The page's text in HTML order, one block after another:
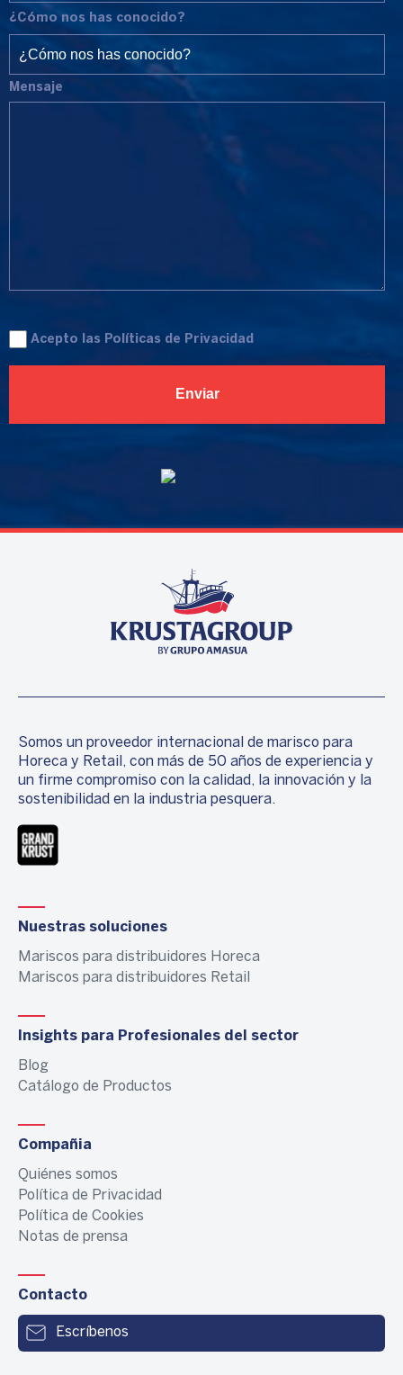
¿Cómo nos has conocido?
Mensaje
Acepto las Políticas de Privacidad
Somos un proveedor internacional de marisco para
Horeca y Retail, con más de 50 años de experiencia y
un firme compromiso con la calidad, la innovación y la
sostenibilidad en la industria pesquera.
Nuestras soluciones
Mariscos para distribuidores Horeca
Mariscos para distribuidores Retail
Insights para Profesionales del sector
Blog
Catálogo de Productos
Compañia
Quiénes somos
Política de Privacidad
Política de Cookies
Notas de prensa
Contacto
Escríbenos